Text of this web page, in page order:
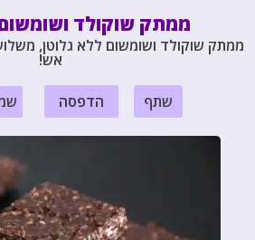
ממתק שוקולד
ממתק שוקולד ושומשום ללא גלוטן,
אש!
שתף הדפסה